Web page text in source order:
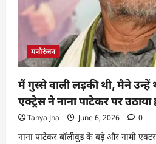
मनोरंजन
मैं गुस्से वाली लड़की थी, मैने उन्हें
एक्ट्रेस ने नाना पाटेकर पर उठाया
Tanya Jha June 6, 2026 0
नाना पाटेकर बॉलीवुड के बड़े और नामी